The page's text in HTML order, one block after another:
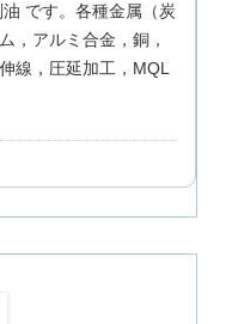
です。各種金属（炭
，アルミ合金，銅，
線，圧延加工，MQL